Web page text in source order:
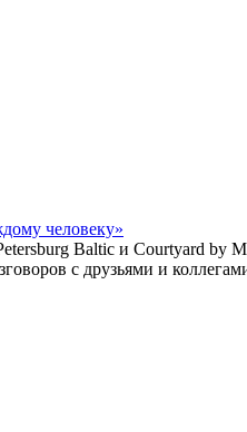
человеку»
Baltic и Courtyard by
с друзьями и